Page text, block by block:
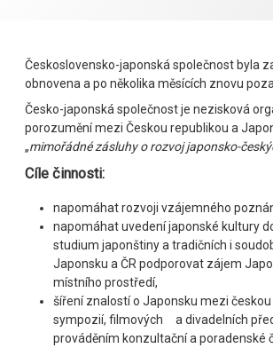
Československo-japonská společnost byla
obnovena a po několika měsících znovu
Česko-japonská společnost je nezisková
porozumění mezi Českou republikou a
„mimořádné zásluhy o rozvoj japonsko-
Cíle činnosti:
napomáhat rozvoji vzájemného
napomáhat uvedení japonské kultury
studium japonštiny a tradičních i
Japonsku a ČR podporovat zájem
místního prostředí,
šíření znalostí o Japonsku mezi
sympozií, filmových a divadelních
prováděním konzultační a poradenské